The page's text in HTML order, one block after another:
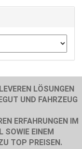
LÖSUNGEN
UND FAHRZEUG
ERFAHRUNGEN IM
SOWIE EINEM
TOP PREISEN.